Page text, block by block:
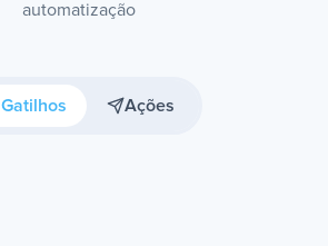
automatização
Gatilhos Ações